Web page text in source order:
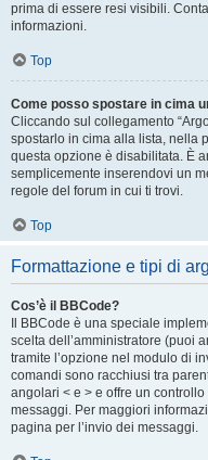
prima di essere resi visibili.
informazioni.
Top
Come posso spostare in cima
Cliccando sul collegamento
spostarlo in cima alla lista, nella
questa opzione è disabilitata. È
semplicemente inserendovi un
regole del forum in cui ti trovi.
Top
Formattazione e tipi di
Cos’è il BBCode?
Il BBCode è una speciale
scelta dell’amministratore (puoi
tramite l’opzione nel modulo di
comandi sono racchiusi tra
angolari < e > e offre un
messaggi. Per maggiori
pagina per l’invio dei messaggi.